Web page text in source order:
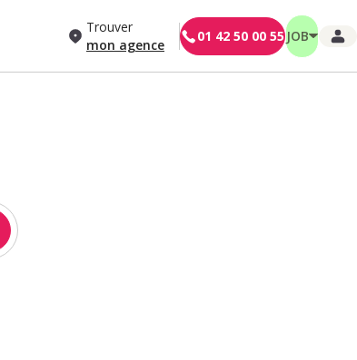
Trouver
mon agence
01 42 50 00 55 JOB